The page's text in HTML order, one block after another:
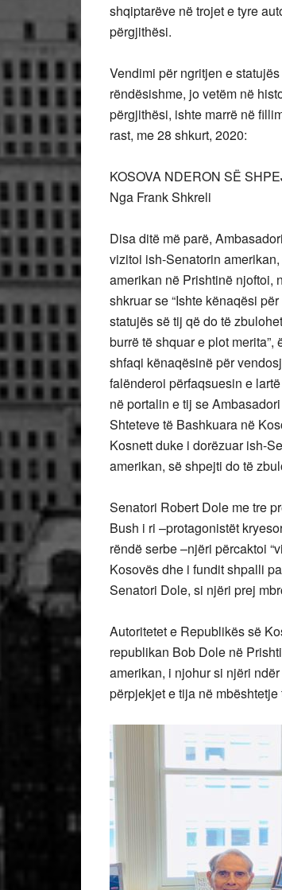
shqiptarëve në trojet e tyre
përgjithësi.
Vendimi për ngritjen e
rëndësishme, jo vetëm në
përgjithësi, ishte marrë në
rast, me 28 shkurt, 2020:
KOSOVA NDERON SË
Nga Frank Shkreli
Disa ditë më parë,
vizitoi ish-Senatorin
amerikan në Prishtinë njoftoi,
shkruar se “Ishte kënaqësi
statujës së tij që do të
burrë të shquar e plot
shfaqi kënaqësinë për
falënderoi përfaqsuesin e
në portalin e tij se
Shteteve të Bashkuara në
Kosnett duke i dorëzuar ish-
amerikan, së shpejti do të
Senatori Robert Dole me tre
Bush i ri –protagonistët
rëndë serbe –njëri përcaktoi
Kosovës dhe i fundit shpalli
Senatori Dole, si njëri prej
Autoritetet e Republikës së
republikan Bob Dole në
amerikan, i njohur si njëri
përpjekjet e tija në